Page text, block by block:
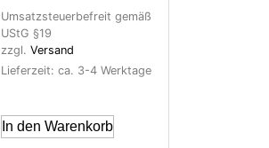
Umsatzsteuerbefreit gemäß
UStG §19
zzgl. Versand
Lieferzeit: ca. 3-4 Werktage
In den Warenkorb